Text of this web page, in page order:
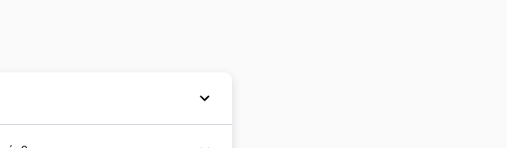
promotions spéciales du Black
accessoires, sont très populaires
particulièrement lors des
nouvelles offres d'Ambiente